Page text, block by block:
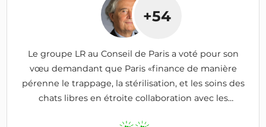
+54
Le groupe LR au Conseil de Paris a voté pour son
vœu demandant que Paris «finance de manière
pérenne le trappage, la stérilisation, et les soins des
chats libres en étroite collaboration avec les